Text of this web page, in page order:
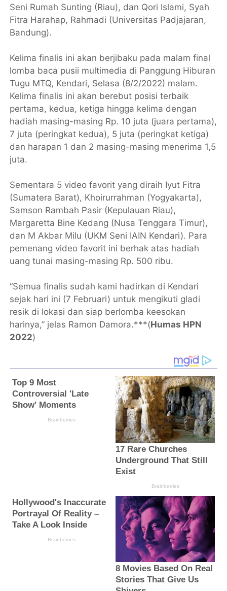
Seni Rumah Sunting (Riau), dan Qori Islami, Syah
Fitra Harahap, Rahmadi (Universitas Padjajaran,
Bandung).
Kelima finalis ini akan berjibaku pada malam final
lomba baca pusii multimedia di Panggung Hiburan
Tugu MTQ, Kendari, Selasa (8/2/2022) malam.
Kelima finalis ini akan berebut posisi terbaik
pertama, kedua, ketiga hingga kelima dengan
hadiah masing-masing Rp. 10 juta (juara pertama),
7 juta (peringkat kedua), 5 juta (peringkat ketiga)
dan harapan 1 dan 2 masing-masing menerima 1,5
juta.
Sementara 5 video favorit yang diraih Iyut Fitra
(Sumatera Barat), Khoirurrahman (Yogyakarta),
Samson Rambah Pasir (Kepulauan Riau),
Margaretta Bine Kedang (Nusa Tenggara Timur),
dan M Akbar Milu (UKM Seni IAIN Kendari). Para
pemenang video favorit ini berhak atas hadiah
uang tunai masing-masing Rp. 500 ribu.
“Semua finalis sudah kami hadirkan di Kendari
sejak hari ini (7 Februari) untuk mengikuti gladi
resik di lokasi dan siap berlomba keesokan
harinya,” jelas Ramon Damora.***(Humas HPN
2022)